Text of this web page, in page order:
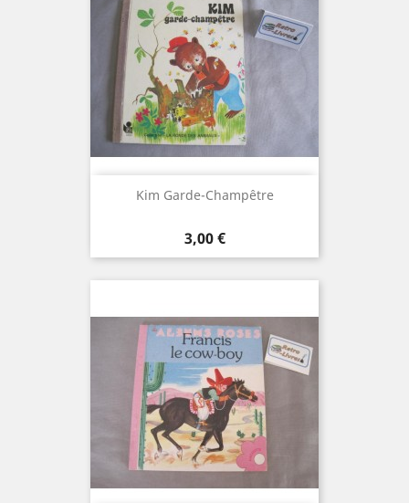
Kim Garde-Champêtre
Prix
3,00 €